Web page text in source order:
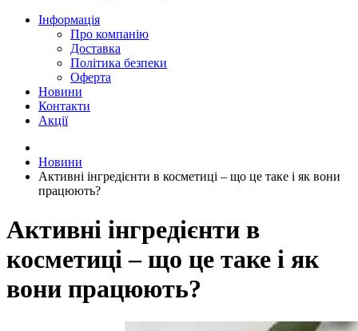
Інформація
Про компанію
Доставка
Політика безпеки
Оферта
Новини
Контакти
Акції
Новини
Активні інгредієнти в косметиці – що це таке і як вони
працюють?
Активні інгредієнти в
косметиці – що це таке і як
вони працюють?